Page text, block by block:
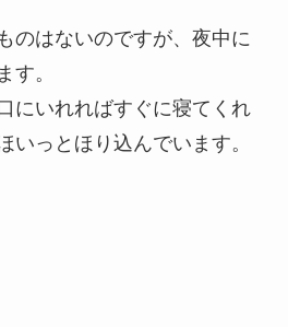
のはないのですが、夜中に
す。
にいれればすぐに寝てくれ
いっとほり込んでいます。